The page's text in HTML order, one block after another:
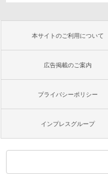
本サイトのご利用について
広告掲載のご案内
プライバシーポリシー
インプレスグループ